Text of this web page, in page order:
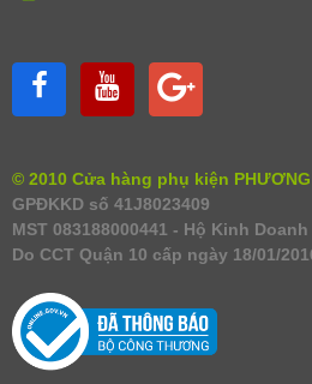
© 2010 Cửa hàng phụ kiện PHƯƠNG
GPĐKKD số 41J8023409
MST 083188000441 - Hộ Kinh
Do CCT Quận 10 cấp ngày 18/01/